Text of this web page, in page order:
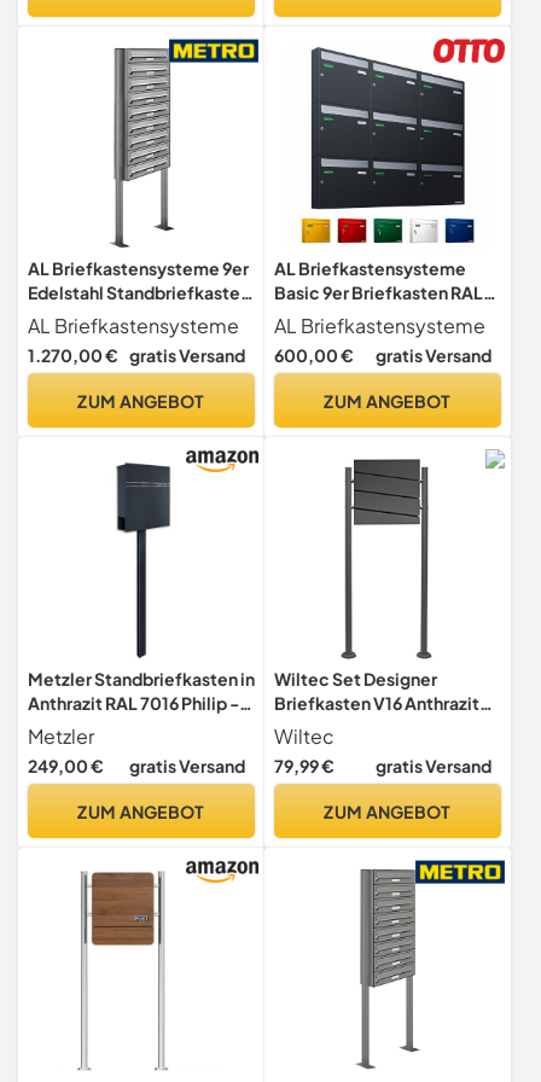
Pulverbeschichtet/Matt
gebürstet
AL Briefkastensysteme 9er
Edelstahl Standbriefkasten
rostfrei als 9 Fach
Briefkastenanlage DIN A4 in
Postkasten Briefkasten
AL Briefkastensysteme
1.270,00 € gratis Versand
ZUM ANGEBOT
AL Briefkastensysteme
Basic 9er Briefkasten RAL
7016 Anthrazit
Grau/Einwurfklappe RAL
9006 Weiß Aluminium 9
Posthaltebügel und 2
AL Briefkastensysteme
600,00 € gratis Versand
ZUM ANGEBOT
Metzler Standbriefkasten in
Anthrazit RAL 7016 Philip -
Rostfrei & Massiv -
Briefkasten inkl.
Zeitungsfach - Modernes
Gravur &
Größe: 35,5 x 43,5 x 10 cm
Metzler
249,00 € gratis Versand
ZUM ANGEBOT
Wiltec Set Designer
Briefkasten V16 Anthrazit
370 x 105 x 370 mm mit
Ständer, Wandbriefkasten
mit Schloss und
aus pulverbeschichtetem
Wiltec
79,99 € gratis Versand
ZUM ANGEBOT